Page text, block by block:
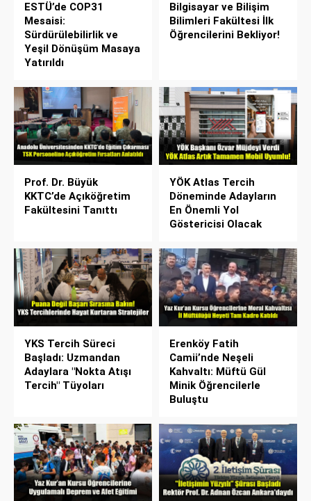
ESTÜ’de COP31
Mesaisi:
Sürdürülebilirlik ve
Yeşil Dönüşüm Masaya
Yatırıldı
Bilgisayar ve Bilişim
Bilimleri Fakültesi İlk
Öğrencilerini Bekliyor!
Prof. Dr. Büyük
KKTC’de Açıköğretim
Fakültesini Tanıttı
YÖK Atlas Tercih
Döneminde Adayların
En Önemli Yol
Göstericisi Olacak
YKS Tercih Süreci
Başladı: Uzmandan
Adaylara "Nokta Atışı
Tercih" Tüyoları
Erenköy Fatih
Camii’nde Neşeli
Kahvaltı: Müftü Gül
Minik Öğrencilerle
Buluştu